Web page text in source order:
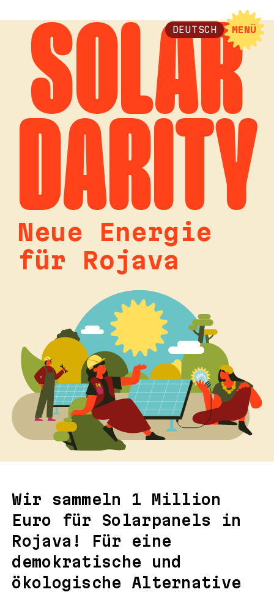
DEUTSCH MENÜ
SOLAR
DARITY
Neue Energie
für Rojava
Wir sammeln 1 Million
Euro für Solarpanels in
Rojava! Für eine
demokratische und
ökologische Alternative